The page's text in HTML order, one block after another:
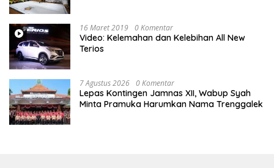
16 Maret 2019 0 Komentar
Video: Kelemahan dan Kelebihan All New
Terios
7 Agustus 2026 0 Komentar
Lepas Kontingen Jamnas XII, Wabup Syah
Minta Pramuka Harumkan Nama Trenggalek